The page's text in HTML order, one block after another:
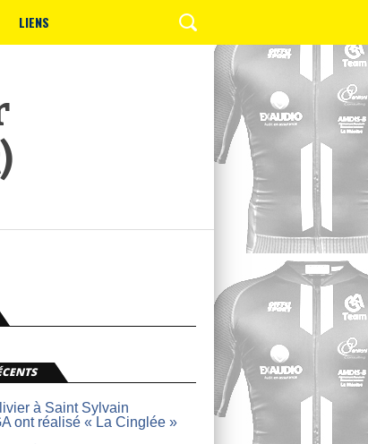
LIENS
à Saint Sylvain
ont réalisé « La Cinglée »